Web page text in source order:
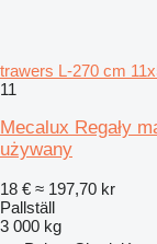
trawers L-270 cm
11
Mecalux Regały
używany
18 € ≈ 197,70 kr
Pallställ
3 000 kg